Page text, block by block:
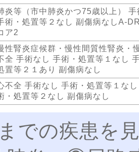
炎等（市中肺炎かつ75歳以上） 手
術・処置等２なし 副傷病なしA-
ア2
性腎炎症候群・慢性間質性腎炎・
全 手術なし 手術・処置等１なし
置等２１あり 副傷病なし
不全 手術なし 手術・処置等１な
・処置等２なし 副傷病なし
での疾患を